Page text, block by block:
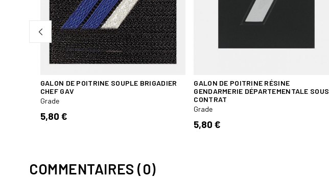
GALON DE POITRINE SOUPLE BRIGADIER
CHEF GAV
Grade
5,80 €
GALON DE POITRINE RÉSINE
GENDARMERIE DÉPARTEMENTALE SOUS
CONTRAT
Grade
5,80 €
COMMENTAIRES (0)